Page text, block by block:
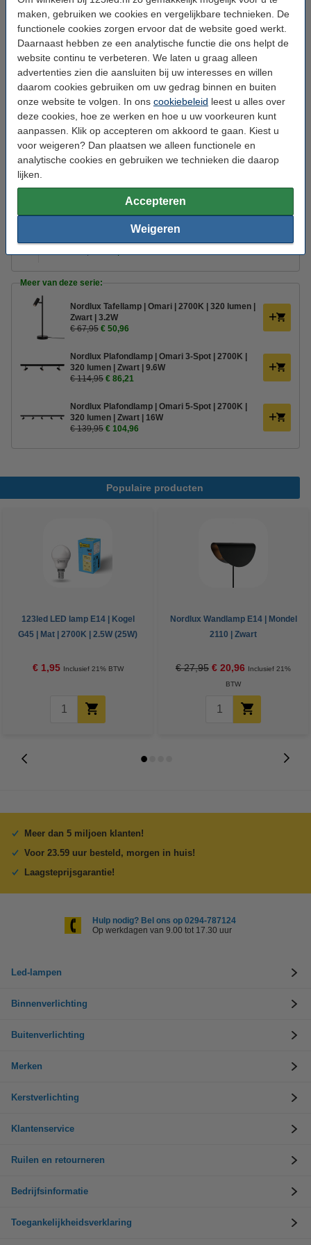
maken, gebruiken we cookies en vergelijkbare technieken. De
functionele cookies zorgen ervoor dat de website goed werkt.
Daarnaast hebben ze een analytische functie die ons helpt de
website continu te verbeteren. We laten u graag alleen
advertenties zien die aansluiten bij uw interesses en willen
daarom cookies gebruiken om uw gedrag binnen en buiten
onze website te volgen. In ons cookiebeleid leest u alles over
deze cookies, hoe ze werken en hoe u uw voorkeuren kunt
aanpassen. Klik op accepteren om akkoord te gaan. Kiest u
voor weigeren? Dan plaatsen we alleen functionele en
analytische cookies en gebruiken we technieken die daarop
lijken.
Accepteren
Weigeren
Kantelbare hoek: 90 °
Beschermingsniveau: IP20
Branduren: 25.000 uur
Aantal lampjes:
Energielabel: F
Extra info: Handleiding
Oud voor nieuw: uw oude apparaat
Nordlux Wandlamp | Omari | 2700K | 320 lumen
| Wit | 3.2W
Meer van deze serie:
Nordlux Tafellamp | Omari | 2700K | 320 lumen |
Zwart | 3.2W
€ 67,95 € 50,96
Nordlux Plafondlamp | Omari 3-Spot | 2700K |
320 lumen | Zwart | 9.6W
€ 114,95 € 86,21
Nordlux Plafondlamp | Omari 5-Spot | 2700K |
320 lumen | Zwart | 16W
€ 139,95 € 104,96
Populaire producten
123led LED lamp E14 | Kogel
G45 | Mat | 2700K | 2.5W (25W)
€ 1,95 Inclusief 21% BTW
Nordlux Wandlamp E14 | Mondel
2110 | Zwart
€ 27,95 € 20,96 Inclusief 21%
BTW
Meer dan 5 miljoen klanten!
Voor 23.59 uur besteld, morgen in huis!
Laagsteprijsgarantie!
Hulp nodig? Bel ons op 0294-787124
Op werkdagen van 9.00 tot 17.30 uur
Led-lampen
Binnenverlichting
Buitenverlichting
Merken
Kerstverlichting
Klantenservice
Ruilen en retourneren
Bedrijfsinformatie
Toegankelijkheidsverklaring